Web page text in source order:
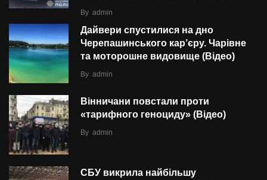
By admin
Дайвери спустилися на дно
Черепашинського кар’єру. Чарівне
та моторошне видовище (Відео)
By admin
Вінничани повстали проти
«тарифного геноциду» (Відео)
By admin
СБУ викрила найбільшу